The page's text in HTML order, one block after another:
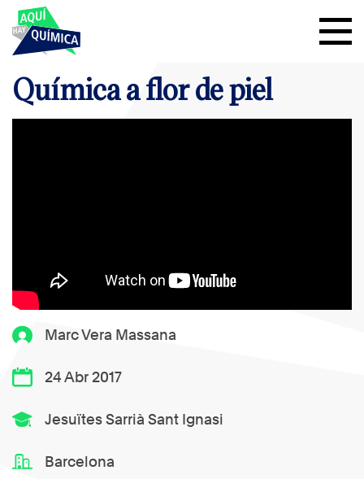
Marc Vera Massana
24 Abr 2017
Jesuïtes Sarrià Sant Ignasi
Barcelona
Química a flor de piel